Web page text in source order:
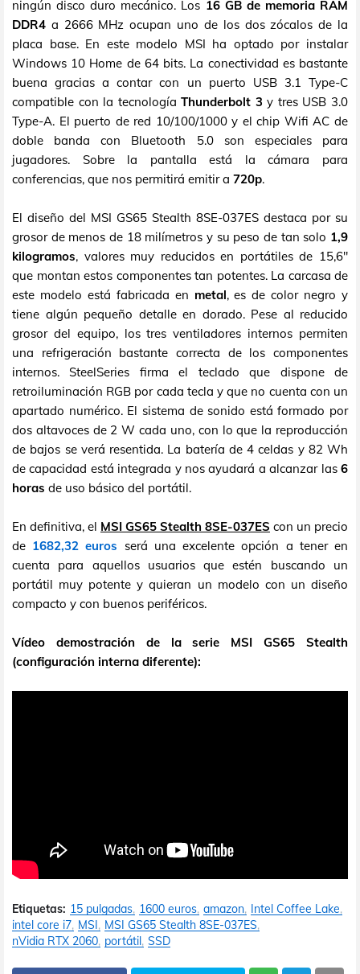
ningún disco duro mecánico. Los 16 GB de memoria RAM
DDR4 a 2666 MHz ocupan uno de los dos zócalos de la
placa base. En este modelo MSI ha optado por instalar
Windows 10 Home de 64 bits. La conectividad es bastante
buena gracias a contar con un puerto USB 3.1 Type-C
compatible con la tecnologíaThunderbolt 3 y tres USB 3.0
Type-A. El puerto de red 10/100/1000 y el chip Wifi AC de
doble banda con Bluetooth 5.0 son especiales para
jugadores. Sobre la pantalla está la cámara para
conferencias, que nos permitirá emitir a 720p.
El diseño del MSI GS65 Stealth 8SE-037ES destaca por su
grosor de menos de 18 milímetros y su peso de tan solo 1,9
kilogramos, valores muy reducidos en portátiles de 15,6"
que montan estos componentes tan potentes. La carcasa de
este modelo está fabricada en metal, es de color negro y
tiene algún pequeño detalle en dorado. Pese al reducido
grosor del equipo, los tres ventiladores internos permiten
una refrigeración bastante correcta de los componentes
internos. SteelSeries firma el teclado que dispone de
retroiluminación RGB por cada tecla y que no cuenta con un
apartado numérico. El sistema de sonido está formado por
dos altavoces de 2 W cada uno, con lo que la reproducción
de bajos se verá resentida. La batería de 4 celdas y 82 Wh
de capacidad está integrada y nos ayudará a alcanzar las 6
horas de uso básico del portátil.
En definitiva, el MSI GS65 Stealth 8SE-037ES con un precio
de 1682,32 euros será una excelente opción a tener en
cuenta para aquellos usuarios que estén buscando un
portátil muy potente y quieran un modelo con un diseño
compacto y con buenos periféricos.
Vídeo demostración de la serie MSI GS65 Stealth
(configuración interna diferente):
Etiquetas: 15 pulgadas 1600 euros amazon Intel Coffee Lake
intel core i7 MSI MSI GS65 Stealth 8SE-037ES
nVidia RTX 2060 portátil SSD